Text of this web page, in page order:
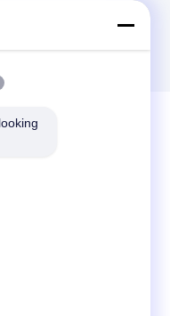
100ml